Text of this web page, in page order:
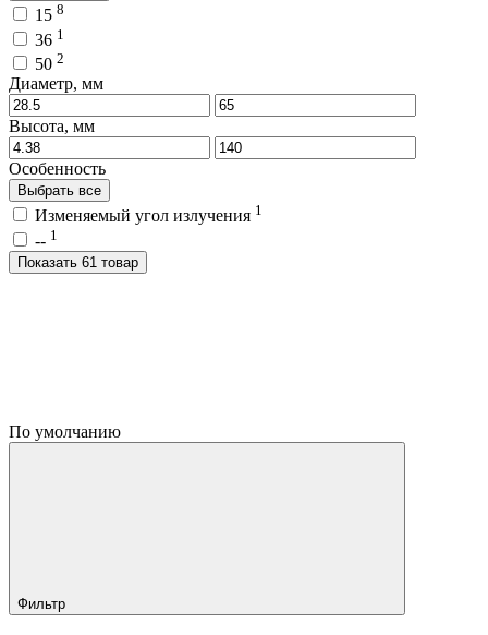
15 8
36 1
50 2
Диаметр, мм
Высота, мм
Особенность
Выбрать все
Изменяемый угол излучения 1
-- 1
Показать 61 товар
По умолчанию
Фильтр